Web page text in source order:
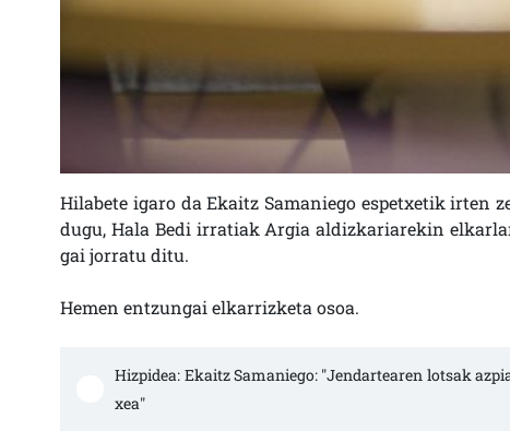
Hilabete igaro da Ekaitz Samaniego espetxetik irten
dugu, Hala Bedi irratiak Argia aldizkariarekin
gai jorratu ditu.
Hemen entzungai elkarrizketa osoa.
Hizpidea: Ekaitz Samaniego: "Jendartearen lotsak
xea"